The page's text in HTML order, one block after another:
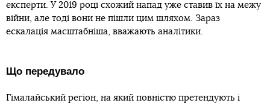
експерти. У 2019 році схожий напад уже ставив їх на межу
війни, але тоді вони не пішли цим шляхом. Зараз
ескалація масштабніша, вважають аналітики.
Що передувало
Гімалайський регіон, на який повністю претендують і